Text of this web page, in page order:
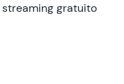
streaming gratuito